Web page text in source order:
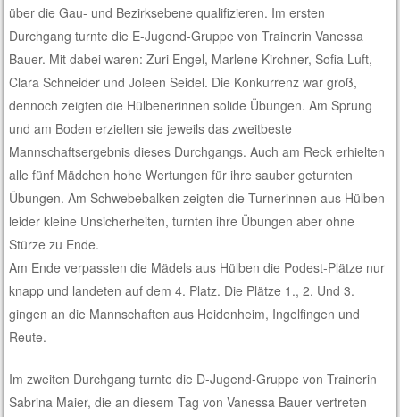
über die Gau- und Bezirksebene qualifizieren. Im ersten
Durchgang turnte die E-Jugend-Gruppe von Trainerin Vanessa
Bauer. Mit dabei waren: Zuri Engel, Marlene Kirchner, Sofia Luft,
Clara Schneider und Joleen Seidel. Die Konkurrenz war groß,
dennoch zeigten die Hülbenerinnen solide Übungen. Am Sprung
und am Boden erzielten sie jeweils das zweitbeste
Mannschaftsergebnis dieses Durchgangs. Auch am Reck erhielten
alle fünf Mädchen hohe Wertungen für ihre sauber geturnten
Übungen. Am Schwebebalken zeigten die Turnerinnen aus Hülben
leider kleine Unsicherheiten, turnten ihre Übungen aber ohne
Stürze zu Ende.
Am Ende verpassten die Mädels aus Hülben die Podest-Plätze nur
knapp und landeten auf dem 4. Platz. Die Plätze 1., 2. Und 3.
gingen an die Mannschaften aus Heidenheim, Ingelfingen und
Reute.
Im zweiten Durchgang turnte die D-Jugend-Gruppe von Trainerin
Sabrina Maier, die an diesem Tag von Vanessa Bauer vertreten